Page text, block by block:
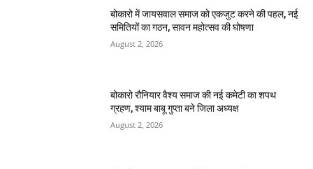
बोकारो में जायसवाल समाज को एकजुट करने की पहल, नई
समितियों का गठन, सावन महोत्सव की घोषणा
August 2, 2026
बोकारो रौनियार वैश्य समाज की नई कमेटी का शपथ
ग्रहण, श्याम बाबू गुप्ता बने जिला अध्यक्ष
August 2, 2026